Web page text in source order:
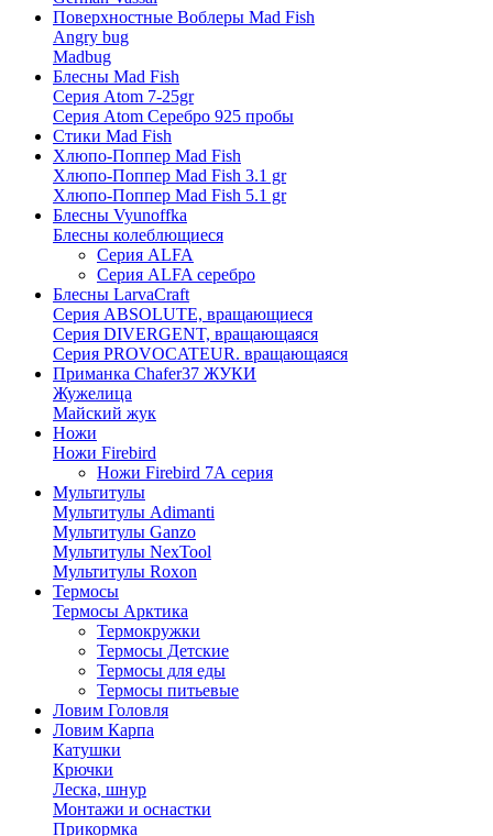
Поверхностные Воблеры Mad Fish
Angry bug
Madbug
Блесны Mad Fish
Серия Atom 7-25gr
Серия Atom Серебро 925 пробы
Стики Mad Fish
Хлюпо-Поппер Mad Fish
Хлюпо-Поппер Mad Fish 3.1 gr
Хлюпо-Поппер Mad Fish 5.1 gr
Блесны Vyunoffka
Блесны колеблющиеся
Серия ALFA
Серия ALFA серебро
Блесны LarvaCraft
Серия ABSOLUTE, вращающиеся
Серия DIVERGENT, вращающаяся
Серия PROVOCATEUR. вращающаяся
Приманка Chafer37 ЖУКИ
Жужелица
Майский жук
Ножи
Ножи Firebird
Ножи Firebird 7А серия
Мультитулы
Мультитулы Adimanti
Мультитулы Ganzo
Мультитулы NexTool
Мультитулы Roxon
Термосы
Термосы Арктика
Термокружки
Термосы Детские
Термосы для еды
Термосы питьевые
Ловим Головля
Ловим Карпа
Катушки
Крючки
Леска, шнур
Монтажи и оснастки
Прикормка